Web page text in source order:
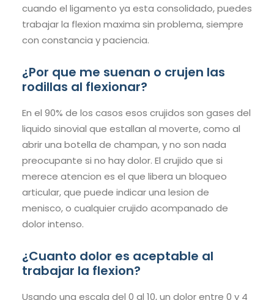
cuando el ligamento ya esta consolidado, puedes
trabajar la flexion maxima sin problema, siempre
con constancia y paciencia.
¿Por que me suenan o crujen las
rodillas al flexionar?
En el 90% de los casos esos crujidos son gases del
liquido sinovial que estallan al moverte, como al
abrir una botella de champan, y no son nada
preocupante si no hay dolor. El crujido que si
merece atencion es el que libera un bloqueo
articular, que puede indicar una lesion de
menisco, o cualquier crujido acompanado de
dolor intenso.
¿Cuanto dolor es aceptable al
trabajar la flexion?
Usando una escala del 0 al 10, un dolor entre 0 y 4